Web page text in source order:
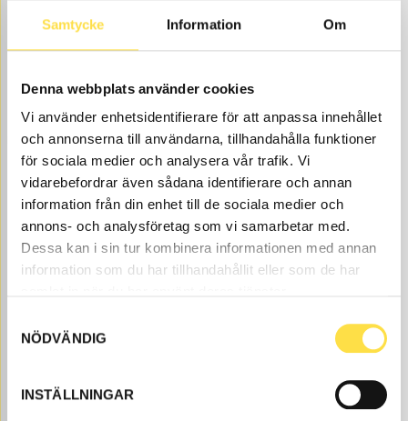
Samtycke Information Om
Denna webbplats använder cookies
Vi använder enhetsidentifierare för att anpassa innehållet
och annonserna till användarna, tillhandahålla funktioner
för sociala medier och analysera vår trafik. Vi
vidarebefordrar även sådana identifierare och annan
information från din enhet till de sociala medier och
annons- och analysföretag som vi samarbetar med.
Dessa kan i sin tur kombinera informationen med annan
information som du har tillhandahållit eller som de har
NÖDVÄNDIG
INSTÄLLNINGAR
Åtgår2
Pris exkl.
277.00
ÅTGÅR
CH878 Ref. nr4940878 Vänster, lackerad i originalkulör.
Webblager